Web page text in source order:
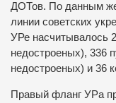
ДОТов. По данным
линии советских
УРе насчитывалось
недостроеных), 336
недостроеных) и 36
Правый фланг УРа